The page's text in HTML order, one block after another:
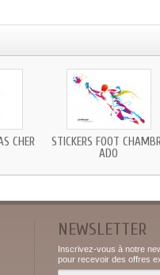
CHER
STICKERS FOOT
ADO
NEWSLETTER
Inscrivez-vous à notre
pour recevoir des offres